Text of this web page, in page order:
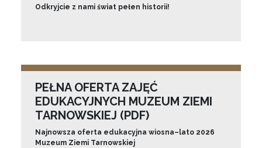
Odkryjcie z nami świat pełen historii!
PEŁNA OFERTA ZAJĘĆ
EDUKACYJNYCH MUZEUM ZIEMI
TARNOWSKIEJ (PDF)
Najnowsza oferta edukacyjna wiosna–lato 2026
Muzeum Ziemi Tarnowskiej